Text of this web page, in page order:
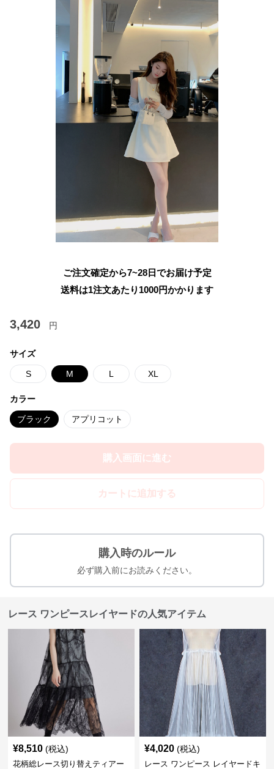
ご注文確定から7~28日でお届け予定
送料は1注文あたり 1000円かかります
3,420 円
サイズ
S M L XL
カラー
ブラック アプリコット
購入画面に進む
カートに追加する
購入時のルール
必ず購入前にお読みください。
レース ワンピースレイヤードの人気アイテム
¥8,510 (税込)
花柄総レース切り替えティアー
¥4,020 (税込)
レース ワンピース レイヤードキ